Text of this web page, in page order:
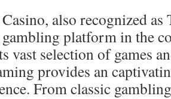
Casino, also recognized
platform in the
vast selection of games
provides an
From classic